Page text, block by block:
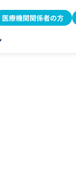
医療機関関係者の方